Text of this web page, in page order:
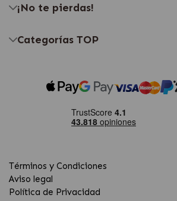
¡No te pierdas!
Categorías TOP
Términos y Condiciones
Aviso legal
Política de Privacidad